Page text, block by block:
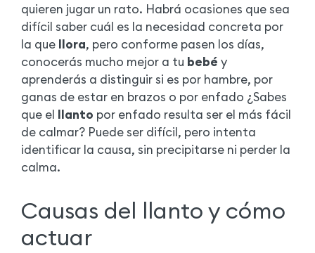
quieren jugar un rato. Habrá ocasiones que sea
difícil saber cuál es la necesidad concreta por
la que llora, pero conforme pasen los días,
conocerás mucho mejor a tu bebé y
aprenderás a distinguir si es por hambre, por
ganas de estar en brazos o por enfado ¿Sabes
que el llanto por enfado resulta ser el más fácil
de calmar? Puede ser difícil, pero intenta
identificar la causa, sin precipitarse ni perder la
calma.
Causas del llanto y cómo
actuar